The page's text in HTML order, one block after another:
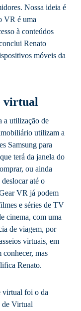
Nossa ideia é
VR é uma
à conteúdos
Renato
móveis da
virtual
a utilização de
utilizam a
Samsung para
terá da janela do
ou ainda
até o
VR já podem
e séries de TV
cinema, com uma
de viagem, por
virtuais, em
conhecer, mas
Renato.
virtual foi o da
de Virtual